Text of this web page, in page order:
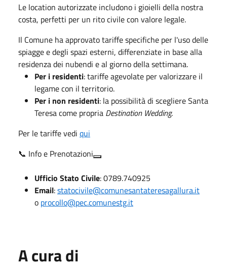
Le location autorizzate includono i gioielli della nostra
costa, perfetti per un rito civile con valore legale.
Il Comune ha approvato tariffe specifiche per l'uso delle
spiagge e degli spazi esterni, differenziate in base alla
residenza dei nubendi e al giorno della settimana.
Per i residenti: tariffe agevolate per valorizzare il
legame con il territorio.
Per i non residenti: la possibilità di scegliere Santa
Teresa come propria Destination Wedding.
Per le tariffe vedi qui
📞 Info e Prenotazioni
Ufficio Stato Civile: 0789.740925
Email:statocivile@comunesantateresagallura.it
o procollo@pec.comunestg.it
A cura di